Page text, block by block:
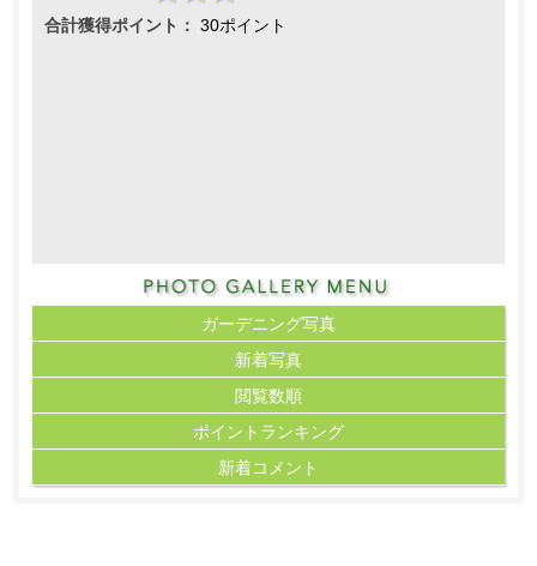
合計獲得ポイント： 30ポイント
ガーデニング写真
新着写真
閲覧数順
ポイント ランキング
新着コメント